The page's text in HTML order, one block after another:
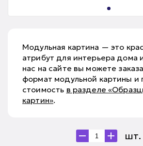
Модульная картина — это
атрибут для интерьера дома
нас на сайте вы можете
формат модульной картины и
стоимость в разделе
картин».
шт.